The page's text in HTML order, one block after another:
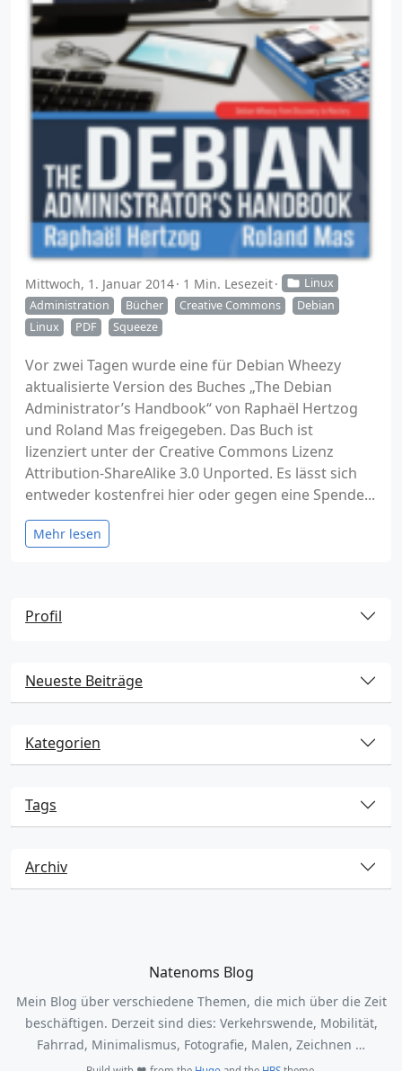
Mittwoch, 1. Januar 2014 1 Min. Lesezeit
Linux
Administration
Bücher Creative Commons
Debian
Linux
PDF Squeeze
Vor zwei Tagen wurde eine für Debian Wheezy
aktualisierte Version des Buches „The Debian
Administrator’s Handbook“ von Raphaël Hertzog
und Roland Mas freigegeben. Das Buch ist
lizenziert unter der Creative Commons Lizenz
Attribution-ShareAlike 3.0 Unported. Es lässt sich
entweder kostenfrei hier oder gegen eine Spende...
Mehr lesen
Profil
Neueste Beiträge
Kategorien
Tags
Archiv
Natenoms Blog
Mein Blog über verschiedene Themen, die mich über die Zeit
beschäftigen. Derzeit sind dies: Verkehrswende, Mobilität,
Fahrrad, Minimalismus, Fotografie, Malen, Zeichnen …